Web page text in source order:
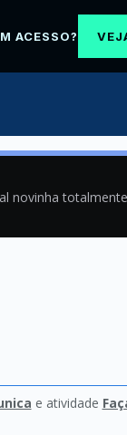
ACESSO?
novinha
e atividade